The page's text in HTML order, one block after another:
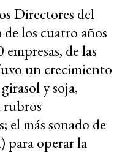
Directores del
los cuatro años
de las
un crecimiento
y soja,
rubros
el más sonado de
para operar la